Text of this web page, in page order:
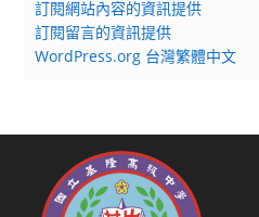
訂閱網站內容的資訊提供
訂閱留言的資訊提供
WordPress.org 台灣繁體中文